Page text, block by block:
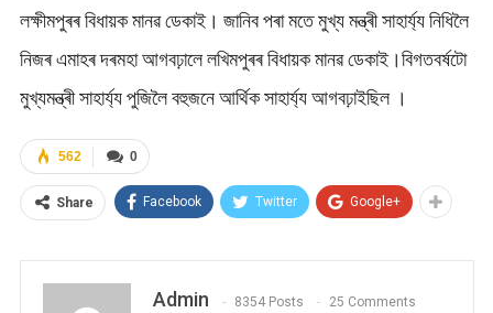
লক্ষীমপুৰৰ বিধায়ক মানৱ ডেকাই। জানিব পৰা মতে মুখ্য মন্ত্ৰী সাহাৰ্য্য নিধিলৈ
নিজৰ এমাহৰ দৰমহা আগবঢ়ালে লখিমপুৰৰ বিধায়ক মানৱ ডেকাই।বিগতবৰ্ষটো
মুখ্যমন্ত্ৰী সাহাৰ্য্য পুজিলৈ বহুজনে আৰ্থিক সাহাৰ্য্য আগবঢ়াইছিল ।
0
562
Share Facebook Twitter Google+
Admin 8354 Posts 25 Comments